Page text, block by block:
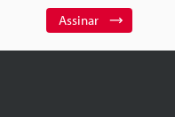
Assinar